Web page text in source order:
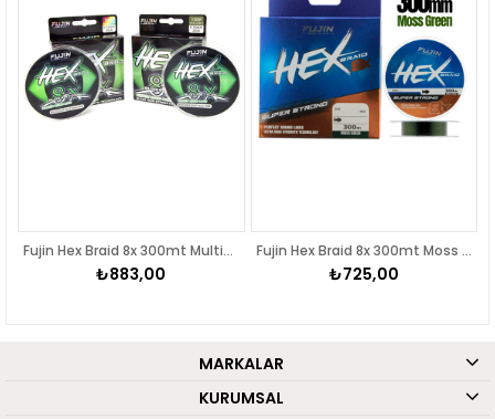
Fujin Hex Braid 8x 300mt Multicolor PE İp Misina
₺883,00
Fujin Hex Braid 8x 300mt Moss Green PE İp Misina
₺725,00
MARKALAR
KURUMSAL